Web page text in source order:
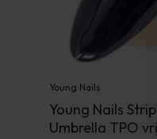
Young Nails
Young Nails
Umbrella TPO